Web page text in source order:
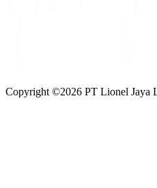
Copyright ©2026 PT Lionel Jaya